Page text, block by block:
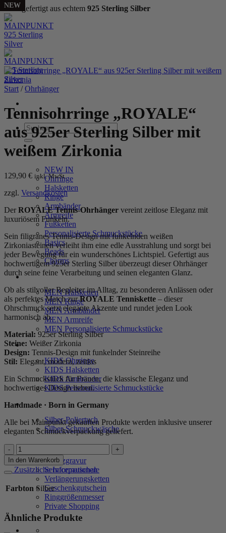
Handgefertigt aus echtem 925 Sterling Silber
Zum
Inhalt
springen
Suchen
nach:
WOMEN
NEW IN
Ohrringe
Halsketten
Ringe
Armbänder
Armreife
Fußketten
Personalisierte Schmuckstücke
Basics
Beads
Charms
MEN
MEN Halsketten
MEN Ringe
MEN Armbänder
MEN Armreife
MEN Personalisierte Schmuckstücke
KIDS
KIDS Ohrringe
KIDS Halsketten
KIDS Armbänder
KIDS Personalisierte Schmuckstücke
PRODUKTPFLEGE
Silber-Poliertuch
Silber-Schmuckwäsche
SERVICE
Zusatzgravur
Servicepauschale
Verlängerungsketten
Geschenkgutschein
Ringgrößenmesser
Private Shopping
NEW
Start / Ohrhänger
Tennisohrringe „ROYALE“
aus 925er Sterling Silber mit
weißem Zirkonia
129,90 € inkl. MwSt.
zzgl. Versandkosten
Der ROYALE Tennis-Ohrhänger vereint zeitlose Eleganz mit
luxuriösem Funkeln.
Sein filigranes Tennis-Design mit funkelnden weißen
Zirkoniasteinen verleiht ihm eine edle Ausstrahlung und sorgt bei
jeder Bewegung für ein wunderschönes Lichtspiel. Gefertigt aus
hochwertigem 925er Sterling Silber überzeugt dieser Ohrhänger
durch seine feine Verarbeitung und seinen eleganten Glanz.
Ob als stilvoller Begleiter im Alltag, zu besonderen Anlässen oder
als perfektes Match zurROYALE Tenniskette – dieser
Ohrschmuck setzt elegante Akzente und rundet jeden Look
harmonisch ab.
Material: 925er Sterling Silber
Steine: Weißer Zirkonia
Design: Tennis-Design mit funkelnder Steinreihe
Stil: Elegant, modern, zeitlos
Ein Schmuckstück für Frauen, die klassische Eleganz und
hochwertiges Design lieben.
Handmade · Born in Germany
Alle bei Mainpunkt gekauften Produkte werden inklusive unserer
eleganten Schmuckverpackung geliefert.
Tennisohrringe
„ROYALE“
aus
925er
Sterling
Silber
Zirkonia
Menge
In den Warenkorb
Zusätzliche Informationen
Farbton Silber
Ähnliche Produkte